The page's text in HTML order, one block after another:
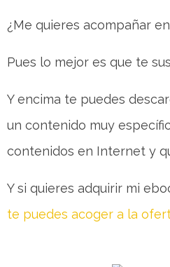
¿Me quieres acompañar
Pues lo mejor es que te
Y encima te puedes
un contenido muy
contenidos en Internet y
Y si quieres adquirir mi
te puedes acoger a la